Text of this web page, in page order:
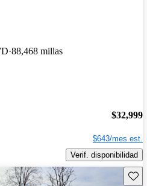
88,468 millas
$32,999
$643/mes est.
Verif. disponibilidad